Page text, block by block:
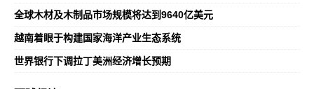
全球木材及木制品市场规模将达到9640亿美元
越南着眼于构建国家海洋产业生态系统
世界银行下调拉丁美洲经济增长预期